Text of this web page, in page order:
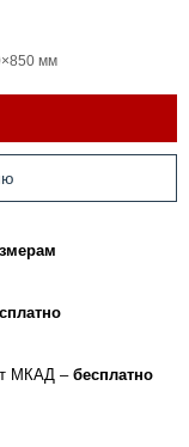
мм
МКАД – бесплатно